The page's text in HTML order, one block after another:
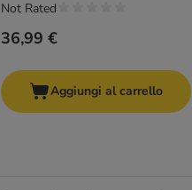
36,99 €
Not Rated
Aggiungi al carrello